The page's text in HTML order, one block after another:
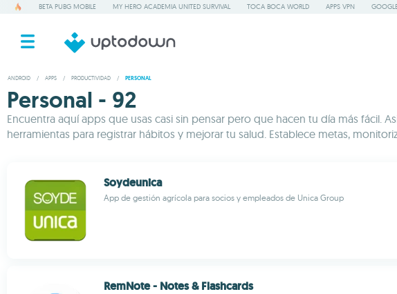
BETA PUBG MOBILE MY HERO ACADEMIA UNITED SURVIVAL TOCA BOCA WORLD APPS VPN
ANDROID / APPS / PRODUCTIVIDAD / PERSONAL
Personal - 92
Encuentra aquí apps que usas casi sin pensar pero que hacen tu día más
herramientas para registrar hábitos y mejorar tu salud. Establece metas,
Soydeunica
App de gestión agrícola para socios y empleados de Unica Group
RemNote - Notes & Flashcards